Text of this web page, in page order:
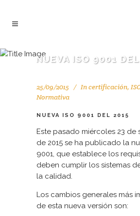
NUEVA ISO 9001
25/09/2015 Incertificación,
Normativa
NUEVA ISO 9001 DEL 2015
Este pasado miércoles 23 de
de 2015 se ha publicado la
9001, que establece los
deben cumplir los sistemas
la calidad.
Los cambios generales más
de esta nueva versión son: